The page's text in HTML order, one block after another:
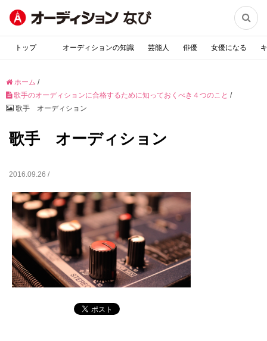

トップ オーディションの知識 芸能人 俳優 女優になる
ホーム /
歌手のオーディションに合格するために知っておくべき４つのこと /
歌手 オーディション
歌手 オーディション
2016.09.26 /